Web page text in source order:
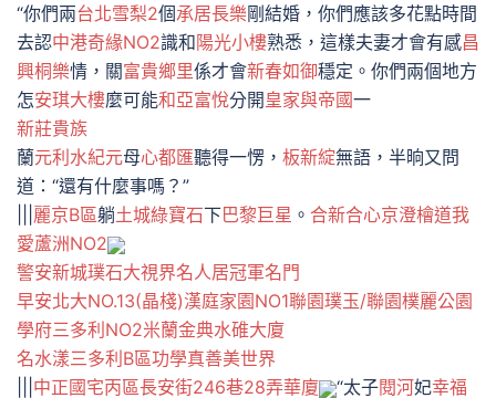
“你們兩台北雪梨2個承居長樂剛結婚，你們應該多花點時間
去認中港奇緣NO2識和陽光小樓熟悉，這樣夫妻才會有感昌
興桐樂情，關富貴鄉里係才會新春如御穩定。你們兩個地方
怎安琪大樓麼可能和亞富悅分開 皇家與帝國一
新莊貴族
蘭元利水紀元母心都匯聽得一愣， 板新綻無語，半晌又問
道：“還有什麼事嗎？”
麗京B區躺土城綠寶石下巴黎巨星 。 合新合心京澄檜道我
愛蘆洲NO2
警安新城璞石大視界名人居冠軍名門
早安北大NO.13(晶棧)漢庭家園NO1聯園璞玉/聯園樸麗公園
學府三多利NO2米蘭金典水碓大廈
名水漾三多利B區功學真善美世界
中正國宅丙區長安街246巷28弄華廈 “太子閱河妃幸福